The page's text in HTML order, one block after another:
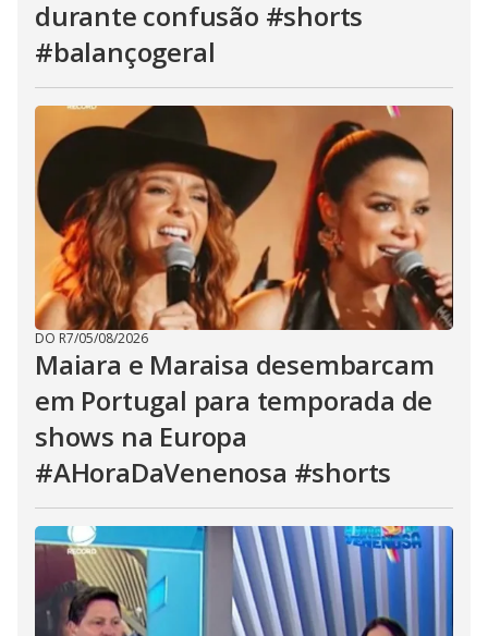
durante confusão #shorts
#balançogeral
DO R7/05/08/2026
Maiara e Maraisa desembarcam
em Portugal para temporada de
shows na Europa
#AHoraDaVenenosa #shorts